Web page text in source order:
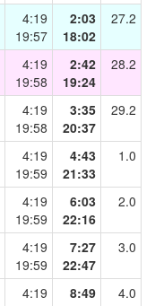
4:19
19:57
2:03
18:02
27.2
4:19
19:58
2:42
19:24
28.2
4:19
19:58
3:35
20:37
29.2
4:19
19:59
4:43
21:33
1.0
4:19
19:59
6:03
22:16
2.0
4:19
19:59
7:27
22:47
3.0
4:19
8:49
4.0